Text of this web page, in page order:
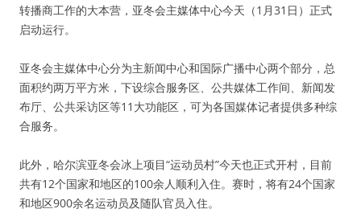
转播商工作的大本营，亚冬会主媒体中心今天（1月31日）正式
启动运行。
亚冬会主媒体中心分为主新闻中心和国际广播中心两个部分，总
面积约两万平方米，下设综合服务区、公共媒体工作间、新闻发
布厅、公共采访区等11大功能区，可为各国媒体记者提供多种综
合服务。
此外，哈尔滨亚冬会冰上项目“运动员村”今天也正式开村，目前
共有12个国家和地区的100余人顺利入住。赛时，将有24个国家
和地区900余名运动员及随队官员入住。